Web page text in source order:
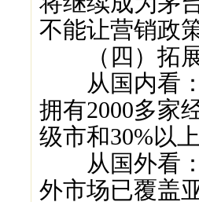
不能让营销政
（四）拓展
从国内看：
拥有2000多家
级市和30%以
从国外看：
外市场已覆盖